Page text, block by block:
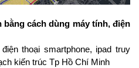
cách dùng máy tính, điện
thoại smartphone, ipad truy
kiến trúc Tp Hồ Chí Minh